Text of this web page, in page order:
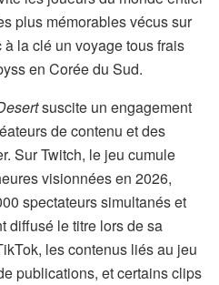
plus mémorables vécus sur
la clé un voyage tous frais
en Corée du Sud.
suscite un engagement
de contenu et des
Sur Twitch, le jeu cumule
visionnées en 2026,
spectateurs simultanés et
diffusé le titre lors de sa
les contenus liés au jeu
publications, et certains clips